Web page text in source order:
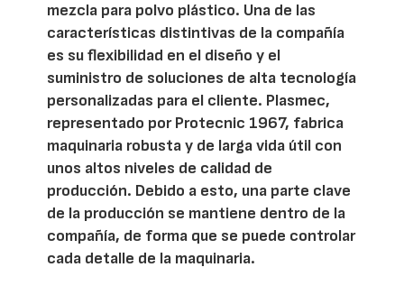
mezcla para polvo plástico. Una de las
características distintivas de la compañía
es su flexibilidad en el diseño y el
suministro de soluciones de alta tecnología
personalizadas para el cliente. Plasmec,
representado por Protecnic 1967, fabrica
maquinaria robusta y de larga vida útil con
unos altos niveles de calidad de
producción. Debido a esto, una parte clave
de la producción se mantiene dentro de la
compañía, de forma que se puede controlar
cada detalle de la maquinaria.